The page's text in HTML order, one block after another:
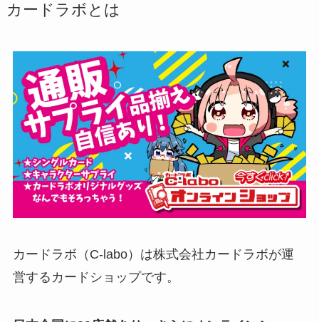
カードラボとは
カードラボ（C-labo）は株式会社カードラボが運
営するカードショップです。